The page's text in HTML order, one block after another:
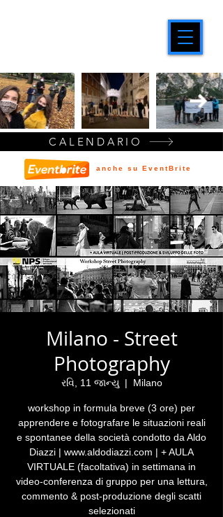
Milano - Street
Photography
રવિ, 11 જાન્યુ
  |
Milano
workshop in formula breve (3 ore) per
apprendere e fotografare le situazioni reali
e spontanee della società condotto da Aldo
Diazzi | www.aldodiazzi.com | + AULA
VIRTUALE (facoltativa) in settimana in
video-conferenza di gruppo per una lettura,
commento & post-produzione degli scatti
selezionati
CALENDARIO
anche su EventBrite